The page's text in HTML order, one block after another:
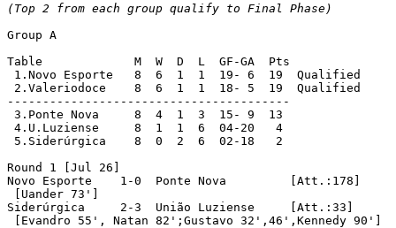
(Top 2 from each group qualify to Final Phase)
Group A
Table		  M  W  D  L  GF-GA  Pts
1.Novo Esporte	  8  6  1  1  19- 6  19  Qualified
2.Valeriodoce	  8  6  1  1  18- 5  19  Qualified
----------------------------------------
3.Ponte Nova	  8  4  1  3  15- 9  13
4.U.Luziense	  8  1  1  6  04-20   4
5.Siderúrgica	  8  0  2  6  02-18   2
Round 1 [Jul 26]
Novo Esporte	1-0  Ponte Nova		[Att.:178]
[Uander 73']
Siderúrgica	2-3  União Luziense	[Att.:33]
[Evandro 55', Natan 82';Gustavo 32',46',Kennedy 90']